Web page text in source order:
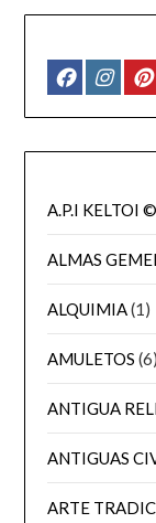
A.P.I KELTOI ©
ALMAS
ALQUIMIA(1)
AMULETOS (6)
ANTIGUA
ANTIGUAS
ARTE